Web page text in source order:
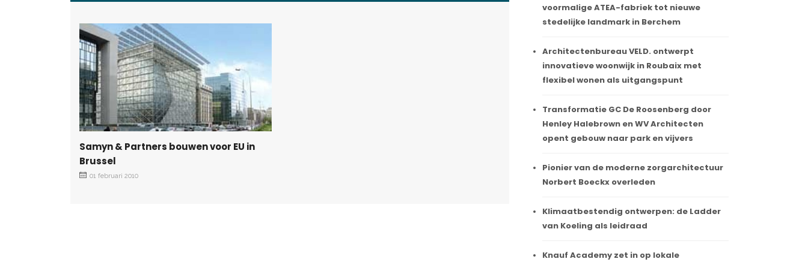
Samyn & Partners bouwen voor EU in
Brussel
01 februari 2010
voormalige ATEA-fabriek tot nieuwe
stedelijke landmark in Berchem
Architectenbureau VELD. ontwerpt
innovatieve woonwijk in Roubaix met
flexibel wonen als uitgangspunt
Transformatie GC De Roosenberg door
Henley Halebrown en WV Architecten
opent gebouw naar park en vijvers
Pionier van de moderne zorgarchitectuur
Norbert Boeckx overleden
Klimaatbestendig ontwerpen: de Ladder
van Koeling als leidraad
Knauf Academy zet in op lokale